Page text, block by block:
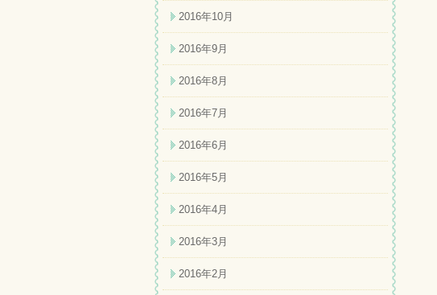
2016年10月
2016年9月
2016年8月
2016年7月
2016年6月
2016年5月
2016年4月
2016年3月
2016年2月